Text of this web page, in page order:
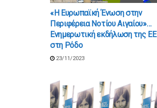
«Η Ευρωπαϊκή Ένωση στην
Περιφέρεια Νοτίου Αιγαίου»…
Ενημερωτική εκδήλωση της ΕΕ
στη Ρόδο
23/11/2023